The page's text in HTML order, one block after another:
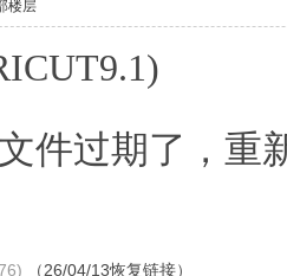
楼层
件过期了，重
（26/04/13恢复链接）